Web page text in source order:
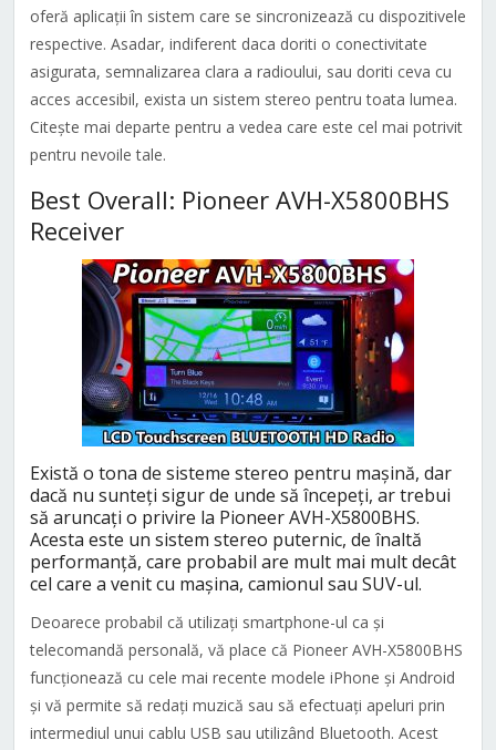
oferă aplicații în sistem care se sincronizează cu dispozitivele
respective. Asadar, indiferent daca doriti o conectivitate
asigurata, semnalizarea clara a radioului, sau doriti ceva cu
acces accesibil, exista un sistem stereo pentru toata lumea.
Citește mai departe pentru a vedea care este cel mai potrivit
pentru nevoile tale.
Best Overall: Pioneer AVH-X5800BHS
Receiver
Există o tona de sisteme stereo pentru mașină, dar
dacă nu sunteți sigur de unde să începeți, ar trebui
să aruncați o privire la Pioneer AVH-X5800BHS.
Acesta este un sistem stereo puternic, de înaltă
performanță, care probabil are mult mai mult decât
cel care a venit cu mașina, camionul sau SUV-ul.
Deoarece probabil că utilizați smartphone-ul ca și
telecomandă personală, vă place că Pioneer AVH-X5800BHS
funcționează cu cele mai recente modele iPhone și Android
și vă permite să redați muzică sau să efectuați apeluri prin
intermediul unui cablu USB sau utilizând Bluetooth. Acest